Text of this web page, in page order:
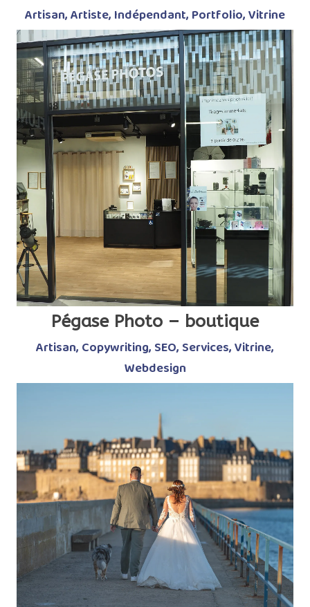
Artisan,Artiste, Indépendant, Portfolio,Vitrine
Pégase Photo – boutique
Artisan, Copywriting, SEO, Services,Vitrine,
Webdesign